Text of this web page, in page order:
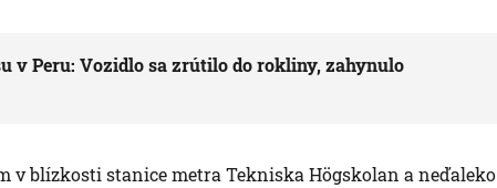
v Peru: Vozidlo sa zrútilo do rokliny, zahynulo
v blízkosti stanice metra Tekniska Högskolan a neďaleko